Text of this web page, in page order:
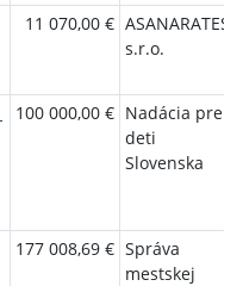
11 070,00 € ASANARATES
s.r.o.
100 000,00 € Nadácia pre
deti
Slovenska
177 008,69 € Správa
mestskej